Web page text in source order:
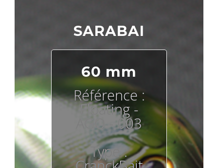
SARABAI
60 mm
Référence :
Floating -
AGO - 003
Type :